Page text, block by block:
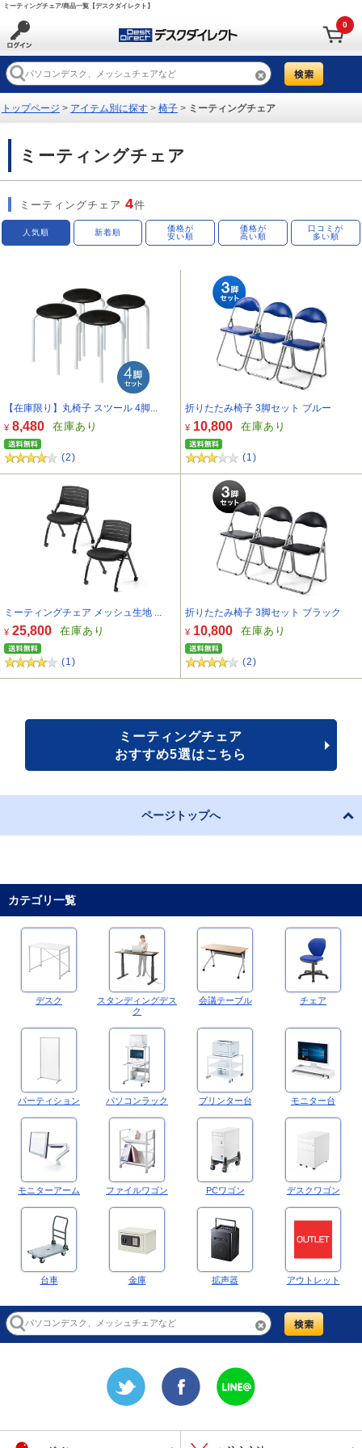
ミーティングチェア/商品一覧【デスクダイレクト】
0
トップページ > アイテム別に探す > 椅子 > ミーティングチェア
ミーティングチェア
ミーティングチェア 4件
人気順 新着順
価格が
安い順
価格が
高い順
口コミが
多い順
【在庫限り】丸椅子 スツール 4脚...
¥ 8,480 在庫あり
(2)
折りたたみ椅子 3脚セット ブルー
¥ 10,800 在庫あり
(1)
ミーティングチェア メッシュ生地 ...
¥ 25,800 在庫あり
(1)
折りたたみ椅子 3脚セット ブラック
¥ 10,800 在庫あり
(2)
ミーティングチェア
おすすめ5選はこちら
ページトップへ
カテゴリ一覧
デスク
スタンディングデス
ク
会議テーブル チェア
パーティション パソコンラック プリンター台 モニター台
モニターアーム ファイルワゴン PCワゴン デスクワゴン
台車 金庫 拡声器 アウトレット